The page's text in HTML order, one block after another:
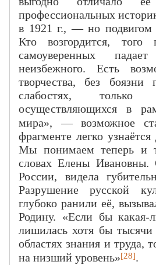
профессиональных
в 1921 г., — но подвигом
Кто возгордится,
самоуверенных
неизбежного. Есть
творчества, без
слабостях,
осуществляющихся в
мира», — возможное
фрагменте легко
Мы понимаем теперь и
словах Елены
России, видела
Разрушение русской
глубоко ранили её,
Родину. «Если бы
лишилась хотя бы тысячи
областях знания и труда,
на низший уровень»[28].